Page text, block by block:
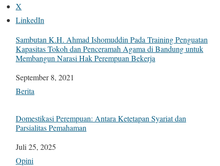
X
LinkedIn
Sambutan K.H. Ahmad Ishomuddin Pada Training Penguatan
Kapasitas Tokoh dan Penceramah Agama di Bandung untuk
Membangun Narasi Hak Perempuan Bekerja
Tanggal
September 8, 2021
Sehubungan dengan
Berita
Domestikasi Perempuan: Antara Ketetapan Syariat dan
Parsialitas Pemahaman
Tanggal
Juli 25, 2025
Sehubungan dengan
Opini